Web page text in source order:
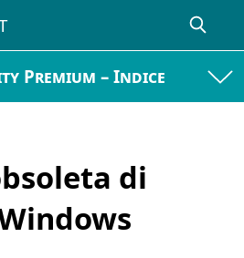
Premium – Indice
di